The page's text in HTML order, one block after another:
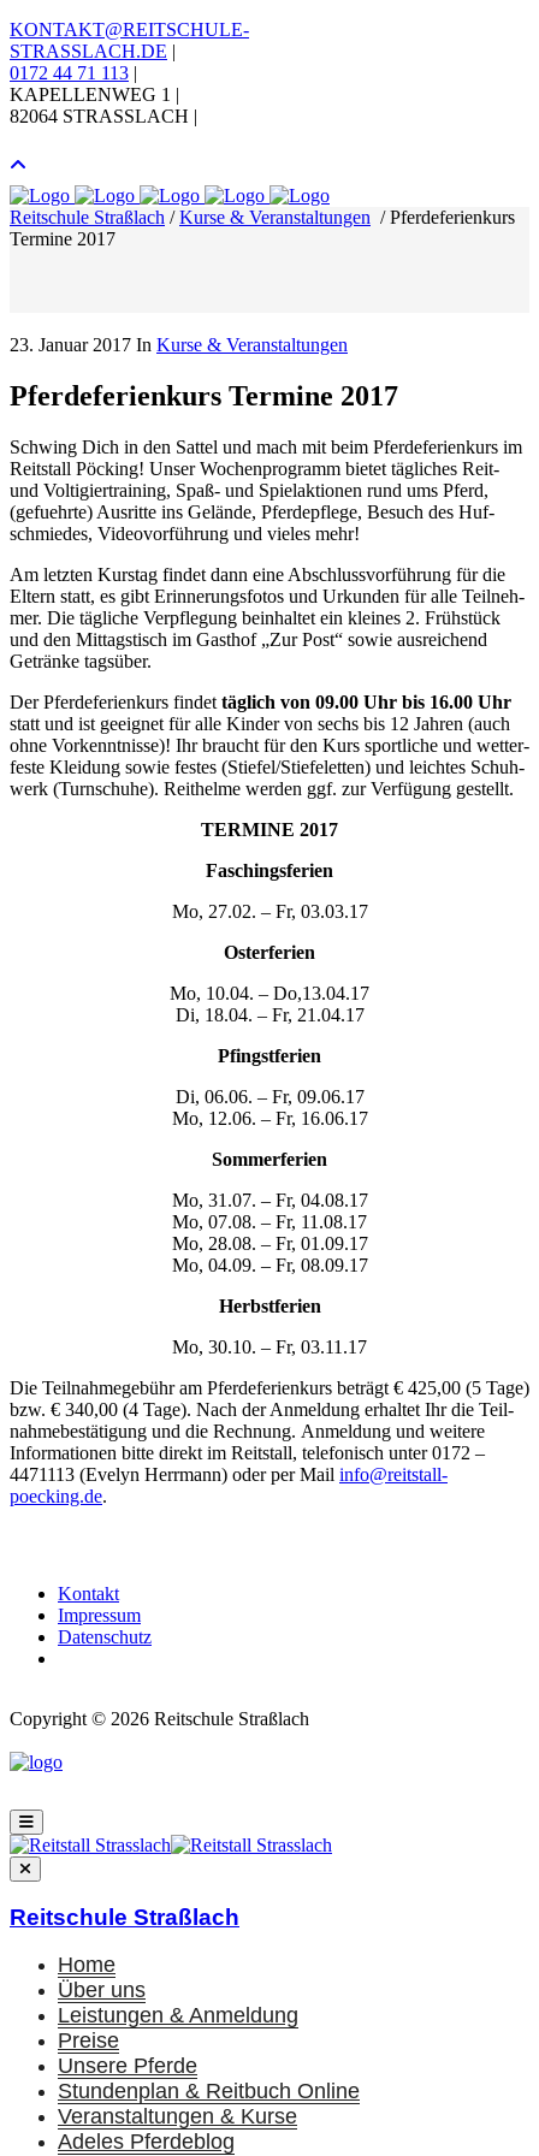
KONTAKT@REITSCHULE-
STRASSLACH.DE |
0172 44 71 113 |
KAPELLENWEG 1 |
82064 STRASSLACH |
Reitschule Straßlach /Kurse & Veranstaltungen /Pfer­de­fe­ri­en­kurs
Ter­mi­ne 2017
23. Januar 2017 In Kurse & Veranstaltungen
Pfer­de­fe­ri­en­kurs Ter­mi­ne 2017
Schwing Dich in den Sat­tel und mach mit beim Pfer­de­fe­ri­en­kurs im
Reit­stall Pöcking! Unser Wochen­pro­gramm bie­tet täg­li­ches Reit-
und Vol­ti­gier­trai­ning, Spaß- und Spiel­ak­tio­nen rund ums Pferd,
(gefuehr­te) Aus­rit­te ins Gelän­de, Pfer­de­pfle­ge, Besuch des Huf­
schmie­des, Video­vor­füh­rung und vie­les mehr!
Am letz­ten Kurs­tag fin­det dann eine Abschluss­vor­füh­rung für die
Eltern statt, es gibt Erin­ne­rungs­fo­tos und Urkun­den für alle Teil­neh­
mer. Die täg­li­che Ver­pfle­gung beinhal­tet ein klei­nes 2. Früh­stück
und den Mit­tags­tisch im Gast­hof „Zur Post“ sowie aus­rei­chend
Geträn­ke tags­über.
Der Pfer­de­fe­ri­en­kurs fin­det täg­lich von 09.00 Uhr bis 16.00 Uhr
statt und ist geeig­net für alle Kin­der von sechs bis 12 Jah­ren (auch
ohne Vor­kennt­nis­se)! Ihr braucht für den Kurs sport­li­che und wet­ter­
fes­te Klei­dung sowie fes­tes (Stiefel/Stiefeletten) und leich­tes Schuh­
werk (Turn­schu­he). Reit­hel­me wer­den ggf. zur Ver­fü­gung gestellt.
TER­MI­NE 2017
Faschings­fe­ri­en
Mo, 27.02. – Fr, 03.03.17
Oster­fe­ri­en
Mo, 10.04. – Do,13.04.17
Di, 18.04. – Fr, 21.04.17
Pfingst­fe­ri­en
Di, 06.06. – Fr, 09.06.17
Mo, 12.06. – Fr, 16.06.17
Som­mer­fe­ri­en
Mo, 31.07. – Fr, 04.08.17
Mo, 07.08. – Fr, 11.08.17
Mo, 28.08. – Fr, 01.09.17
Mo, 04.09. – Fr, 08.09.17
Herbst­fe­ri­en
Mo, 30.10. – Fr, 03.11.17
Die Teil­nah­me­ge­bühr am Pfer­de­fe­ri­en­kurs beträgt € 425,00 (5 Tage)
bzw. € 340,00 (4 Tage). Nach der Anmel­dung erhal­tet Ihr die Teil­
nah­me­be­stä­ti­gung und die Rech­nung. Anmel­dung und wei­te­re
Infor­ma­tio­nen bit­te direkt im Reit­stall, tele­fo­nisch unter 0172 –
4471113 (Eve­lyn Herr­mann) oder per Mail info@reitstall-
poecking.de.
Kon­takt
Impres­sum
Daten­schutz
Copyright © 2026 Reitschule Straßlach
Reitschule Straßlach
Home
Über uns
Leis­tun­gen & Anmel­dung
Prei­se
Unse­re Pfer­de
Stun­den­plan & Reit­buch Online
Ver­an­stal­tun­gen & Kur­se
Ade­les Pfer­de­blog